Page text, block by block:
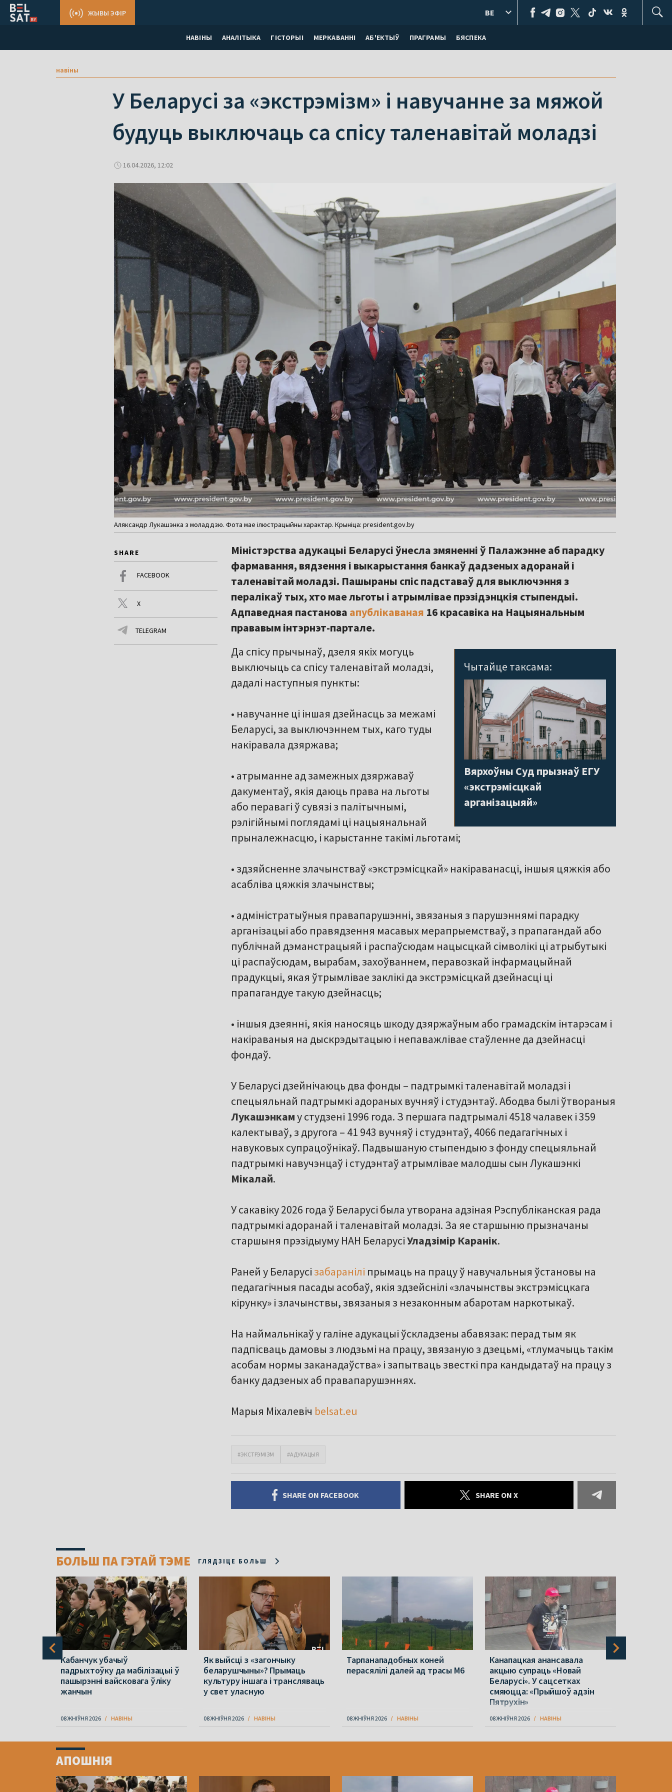
НАВІНЫ АНАЛІТЫКА ГІСТОРЫІ МЕРКАВАННI АБ'ЕКТЫЎ ПРАГРАМЫ БЯСПЕКА
ЖЫВЫ ЭФІР BE
навіны
У Беларусі за «экстрэмізм» і навучанне за мяжой
будуць выключаць са спісу таленавітай моладзі
16.04.2026, 12:02
Аляксандр Лукашэнка з моладдзю. Фота мае ілюстрацыйны характар. Крыніца: president.gov.by
SHARE
FACEBOOK
X
TELEGRAM
Міністэрства адукацыі Беларусі ўнесла змяненні ў Палажэнне аб парадку
фармавання, вядзення і выкарыстання банкаў дадзеных адоранай і
таленавітай моладзі. Пашыраны спіс падставаў для выключэння з
пералікаў тых, хто мае льготы і атрымлівае прэзідэнцкія стыпендыі.
Адпаведная пастанова апублікаваная 16 красавіка на Нацыянальным
прававым інтэрнэт-партале.
Чытайце таксама:
Вярхоўны Суд прызнаў ЕГУ
«экстрэмісцкай
арганізацыяй»
Да спісу прычынаў, дзеля якіх могуць
выключыць са спісу таленавітай моладзі,
дадалі наступныя пункты:
• навучанне ці іншая дзейнасць за межамі
Беларусі, за выключэннем тых, каго туды
накіравала дзяржава;
• атрыманне ад замежных дзяржаваў
дакументаў, якія даюць права на льготы
або перавагі ў сувязі з палітычнымі,
рэлігійнымі поглядамі ці нацыянальнай
прыналежнасцю, і карыстанне такімі льготамі;
• здзяйсненне злачынстваў «экстрэмісцкай» накіраванасці, іншыя цяжкія або
асабліва цяжкія злачынствы;
• адміністратыўныя правапарушэнні, звязаныя з парушэннямі парадку
арганізацыі або правядзення масавых мерапрыемстваў, з прапагандай або
публічнай дэманстрацыяй і распаўсюдам нацысцкай сімволікі ці атрыбутыкі
ці распаўсюдам, вырабам, захоўваннем, перавозкай інфармацыйнай
прадукцыі, якая ўтрымлівае заклікі да экстрэмісцкай дзейнасці ці
прапагандуе такую дзейнасць;
• іншыя дзеянні, якія наносяць шкоду дзяржаўным або грамадскім інтарэсам і
накіраваныя на дыскрэдытацыю і непаважлівае стаўленне да дзейнасці
фондаў.
У Беларусі дзейнічаюць два фонды – падтрымкі таленавітай моладзі і
спецыяльнай падтрымкі адораных вучняў і студэнтаў. Абодва былі ўтвораныя
Лукашэнкаму студзені 1996 года. З першага падтрымалі 4518 чалавек і 359
калектываў, з другога – 41 943 вучняў і студэнтаў, 4066 педагагічных і
навуковых супрацоўнікаў. Падвышаную стыпендыю з фонду спецыяльнай
падтрымкі навучэнцаў і студэнтаў атрымлівае малодшы сын Лукашэнкі
Мікалай.
У сакавіку 2026 года ў Беларусі была утворана адзіная Рэспубліканская рада
падтрымкі адоранай і таленавітай моладзі. За яе старшыню прызначаны
старшыня прэзідыуму НАН БеларусіУладзімір Каранік.
Раней у Беларусі забаранілі прымаць на працу ў навучальныя ўстановы на
педагагічныя пасады асобаў, якія здзейснілі «злачынствы экстрэмісцкага
кірунку» і злачынствы, звязаныя з незаконным абаротам наркотыкаў.
На наймальнікаў у галіне адукацыі ўскладзены абавязак: перад тым як
падпісваць дамовы з людзьмі на працу, звязаную з дзецьмі, «тлумачыць такім
асобам нормы заканадаўства» і запытваць звесткі пра кандыдатаў на працу з
банку дадзеных аб правапарушэннях.
Марыя Міхалевіч belsat.eu
#ЭКСТРЭМІЗМ #АДУКАЦЫЯ
SHARE ON FACEBOOK SHARE ON X
БОЛЬШ ПА ГЭТАЙ ТЭМЕ ГЛЯДЗІЦЕ БОЛЬШ
Кабанчук убачыў
падрыхтоўку да мабілізацыі ў
пашырэнні вайсковага ўліку
жанчын
08 ЖНІЎНЯ 2026 НАВІНЫ
Як выйсці з «загончыку
беларушчыны»? Прымаць
культуру іншага і трансляваць
у свет уласную
08 ЖНІЎНЯ 2026 НАВІНЫ
Тарпанападобных коней
перасялілі далей ад трасы М6
08 ЖНІЎНЯ 2026 НАВІНЫ
Канапацкая анансавала
акцыю супраць «Новай
Беларусі». У сацсетках
смяюцца: «Прыйшоў адзін
Пятрухін»
08 ЖНІЎНЯ 2026 НАВІНЫ
ofАПОШНІЯ